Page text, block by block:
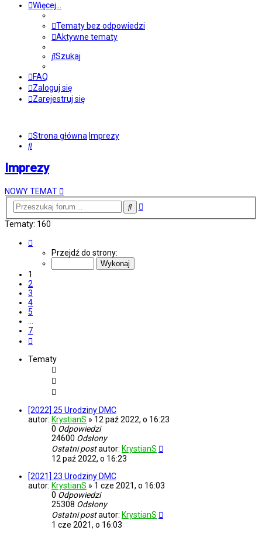
Więcej…
Tematy bez odpowiedzi
Aktywne tematy
Szukaj
FAQ
Zaloguj się
Zarejestruj się
Strona główna Imprezy
Szukaj
Imprezy
NOWY TEMAT
SzukajWyszukiwanie
Tematy: 160
Przejdź do strony:
1
2
3
4
5
…
7
Tematy
[2022] 25 Urodziny DMC
autor: KrystianS » 12 paź 2022, o 16:23
0 Odpowiedzi
24600 Odsłony
Ostatni postautor: KrystianS
12 paź 2022, o 16:23
[2021] 23 Urodziny DMC
autor: KrystianS » 1 cze 2021, o 16:03
0 Odpowiedzi
25308 Odsłony
Ostatni postautor: KrystianS
1 cze 2021, o 16:03